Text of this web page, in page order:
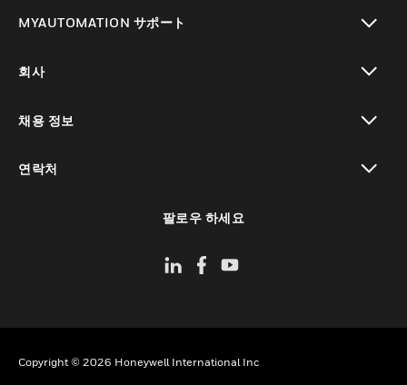
MYAUTOMATION サポート
회사
채용 정보
연락처
팔로우 하세요
Copyright © 2026 Honeywell International Inc